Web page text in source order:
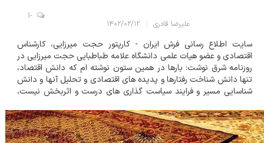
علیرضا قادری ۱۴۰۲/۰۲/۱۲
-1
سایت اطلاع رسانی فرش ایران - کارپتور حجت میرزایی، کارشناس
اقتصادی و عضو هیات علمی دانشگاه علامه طباطبایی حجت میرزایی در
روزنامه شرق نوشت: بارها در همین ستون نوشته ام که دانش اقتصاد،
تنها دانش شناخت رفتارها و پدیده های اقتصادی و تحلیل آنها و دانش
شناسایی مسیر و فرایند سیاست گذاری های درست و اثربخش نیست،
مسلط دیپلماسی و عرصه ا...